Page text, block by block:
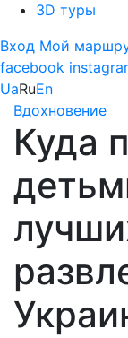
3D туры
Вход Мой
facebook
UaRuEn
Вдохновение
Куда